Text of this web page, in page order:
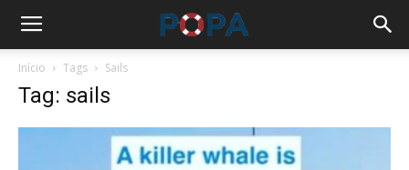
Início Tags Sails
Tag: sails